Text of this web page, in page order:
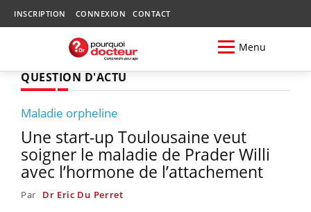
INSCRIPTION CONNEXION CONTACT
Menu
QUESTION D'ACTU
Maladie orpheline
Une start-up Toulousaine veut
soigner le maladie de Prader Willi
avec l’hormone de l’attachement
Par Dr Eric Du Perret